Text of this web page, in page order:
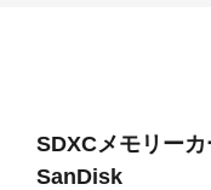
SDXCメモリーカ
SanDisk